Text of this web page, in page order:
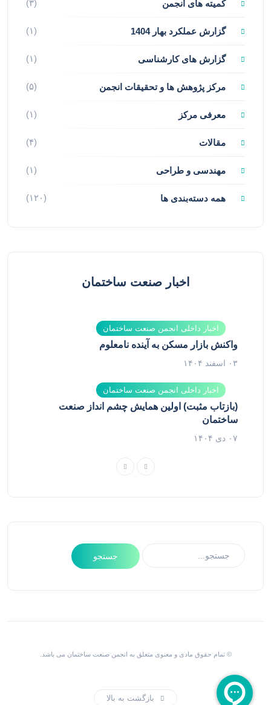
کمیته های انجمن (۳)
گزارش عملکرد بهار 1404 (۱)
گزارش های کارشناسی (۱)
مرکز پژوهش ها و تحقیقات انجمن (۵)
معرفی مرکز (۱)
مقالات (۴)
مهندسی و طراحی (۱)
همه دسته‌بندی ها (۱۲۰)
اخبار صنعت ساختمان
اخبار داخلی انجمن صنعت ساختمان
واکنش بازار مسکن به آینده نامعلوم
۰۳ اسفند ۱۴۰۴
اخبار داخلی انجمن صنعت ساختمان
(بازتاب مثبت) اولین همایش چشم انداز صنعت
ساختمان
۰۷ دی ۱۴۰۴
© تمام حقوق مادی و معنوی متعلق به انجمن صنعت ساختمان می باشد.
بازگشت به بالا